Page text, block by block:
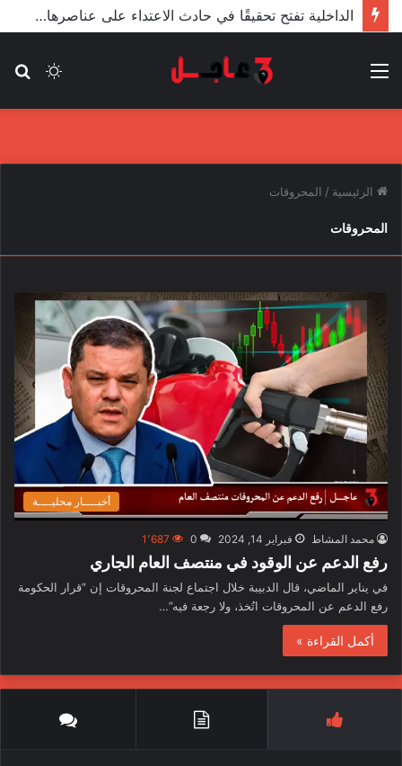
الداخلية تفتح تحقيقًا في حادث الاعتداء على عناصرها من قبل مندسين في المظاهرات
الوضع
الرئيسية / المحروقات
المحروقات
أخبــــار محليــــة
محمد المشاط فبراير 14, 2024 0 1٬687
رفع الدعم عن الوقود في منتصف العام الجاري
في يناير الماضي، قال الدبيبة خلال اجتماع لجنة المحروقات إن “قرار الحكومة
رفع الدعم عن المحروقات اتُخذ، ولا رجعة فيه”…
أكمل القراءة »